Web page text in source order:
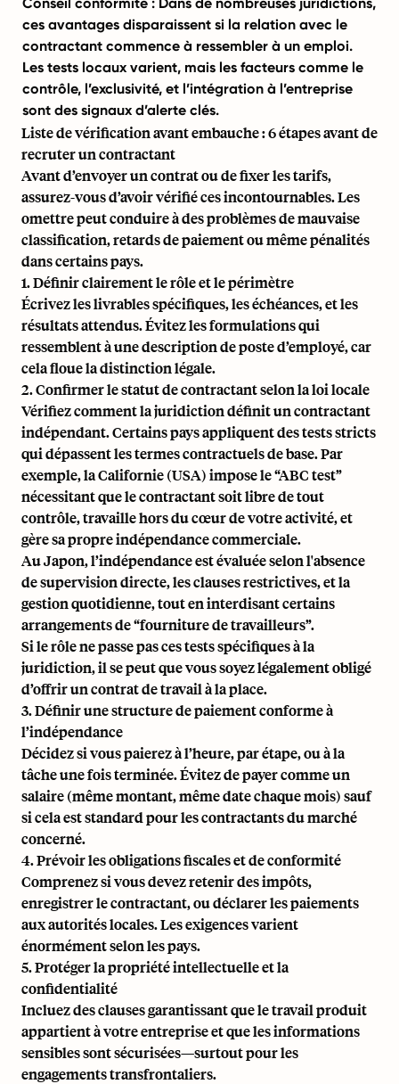
ces avantages disparaissent si la relation avec le
contractant commence à ressembler à un emploi.
Les tests locaux varient, mais les facteurs comme le
contrôle, l’exclusivité, et l’intégration à l’entreprise
sont des signaux d’alerte clés.
Liste de vérification avant embauche : 6 étapes avant de
recruter un contractant
Avant d’envoyer un contrat ou de fixer les tarifs,
assurez-vous d’avoir vérifié ces incontournables. Les
omettre peut conduire à des problèmes de mauvaise
classification, retards de paiement ou même pénalités
dans certains pays.
1. Définir clairement le rôle et le périmètre
Écrivez les livrables spécifiques, les échéances, et les
résultats attendus. Évitez les formulations qui
ressemblent à une description de poste d’employé, car
cela floue la distinction légale.
2. Confirmer le statut de contractant selon la loi locale
Vérifiez comment la juridiction définit un contractant
indépendant. Certains pays appliquent des tests stricts
qui dépassent les termes contractuels de base. Par
exemple, la Californie (USA) impose le “ABC test”
nécessitant que le contractant soit libre de tout
contrôle, travaille hors du cœur de votre activité, et
gère sa propre indépendance commerciale.
Au Japon, l’indépendance est évaluée selon l'absence
de supervision directe, les clauses restrictives, et la
gestion quotidienne, tout en interdisant certains
arrangements de “fourniture de travailleurs”.
Si le rôle ne passe pas ces tests spécifiques à la
juridiction, il se peut que vous soyez légalement obligé
d’offrir un contrat de travail à la place.
3. Définir une structure de paiement conforme à
l’indépendance
Décidez si vous paierez à l’heure, par étape, ou à la
tâche une fois terminée. Évitez de payer comme un
salaire (même montant, même date chaque mois) sauf
si cela est standard pour les contractants du marché
concerné.
4. Prévoir les obligations fiscales et de conformité
Comprenez si vous devez retenir des impôts,
enregistrer le contractant, ou déclarer les paiements
aux autorités locales. Les exigences varient
énormément selon les pays.
5. Protéger la propriété intellectuelle et la
confidentialité
Incluez des clauses garantissant que le travail produit
appartient à votre entreprise et que les informations
sensibles sont sécurisées—surtout pour les
engagements transfrontaliers.